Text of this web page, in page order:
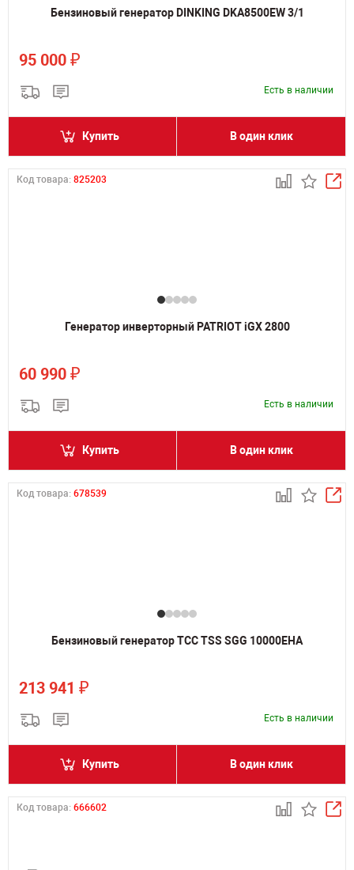
Бензиновый генератор DINKING DKA8500EW 3/1
95 000 ₽
Есть в наличии
Купить В один клик
Код товара: 825203
Генератор инверторный PATRIOT iGX 2800
60 990 ₽
Есть в наличии
Купить В один клик
Код товара: 678539
Бензиновый генератор ТСС TSS SGG 10000EHA
213 941 ₽
Есть в наличии
Купить В один клик
Код товара: 666602